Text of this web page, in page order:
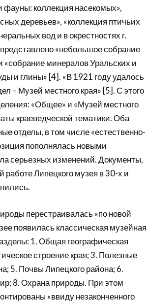
фауны: коллекция насекомых»,
деревьев», «коллекция птичьих
вод и в окрестностях г.
«небольшое собрание
минералов Уральских и
и глины» [4]. «В 1921 году удалось
– Музей местного края» [5]. С этого
«Общее» и «Музей местного
краеведческой тематики. Оба
отделы, в том числе «естественно-
пополнялась новыми
серьезных изменений. Документы,
Липецкого музея в 30-х и
перестраивалась «по новой
появилась классическая музейная
1. Общая географическая
строение края; 3. Полезные
5. Почвы Липецкого района; 6.
8. Охрана природы. При этом
«ввиду незаконченного